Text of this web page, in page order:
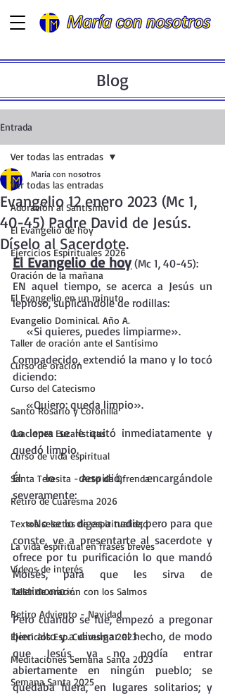
Blog
Entrada
Ver todas las entradas
Adoración al Santísimo
El Evangelio de hoy
Ejercicios Espirituales 2026
Oración de la mañana
El Evangelio en un minuto
Evangelio Dominical. Año A.
Taller de oración ante el Santísimo
Curso de oración
Curso del Catecismo
Santo Rosario y Coronilla
Oraciones Eucarísticas
Curso de vida espiritual
Santa Teresita - Acto de Ofrenda
Retiro de Cuaresma 2026
Textos selectos de espiritualidad
La vida espiritual en frases breves
Vídeos de interés
Taller de oración con los Salmos
Retiro Adviento - Navidad
Ejercicios Esp. Cuaresma 2023
Meditaciones Semana Santa 2023
Semana Santa 2025
Ver todas las entradas
Evangelio 12 enero 2023 (Mc 1,
40-45) Padre David de Jesús.
Díselo al Sacerdote.
María con nosotros
El Evangelio de hoy (Mc 1, 40-45):
EN aquel tiempo, se acerca a Jesús un
leproso, suplicándole de rodillas:
«Si quieres, puedes limpiarme».
Compadecido, extendió la mano y lo tocó
diciendo:
«Quiero: queda limpio».
La lepra se le quitó inmediatamente y
quedó limpio.
Él lo despidió, encargándole
severamente:
«No se lo digas a nadie; pero para que
conste, ve a presentarte al sacerdote y
ofrece por tu purificación lo que mandó
Moisés, para que les sirva de
testimonio».
Pero cuando se fue, empezó a pregonar
bien alto y a divulgar el hecho, de modo
que Jesús ya no podía entrar
abiertamente en ningún pueblo; se
quedaba fuera, en lugares solitarios; y